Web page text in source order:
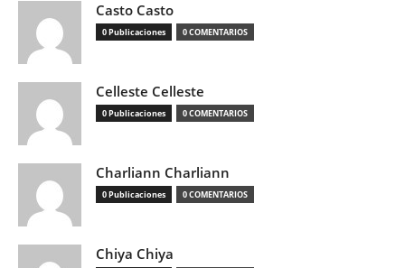
Casto Casto
0 Publicaciones 0 COMENTARIOS
Celleste Celleste
0 Publicaciones 0 COMENTARIOS
Charliann Charliann
0 Publicaciones 0 COMENTARIOS
Chiya Chiya